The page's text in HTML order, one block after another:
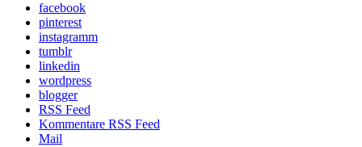
facebook
pinterest
instagramm
tumblr
linkedin
wordpress
blogger
RSS Feed
Kommentare RSS Feed
Mail